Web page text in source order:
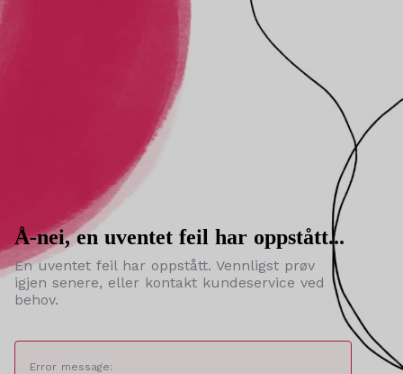
Å-nei, en uventet feil har oppstått...
En uventet feil har oppstått. Vennligst prøv
igjen senere, eller kontakt kundeservice ved
behov.
Error message: